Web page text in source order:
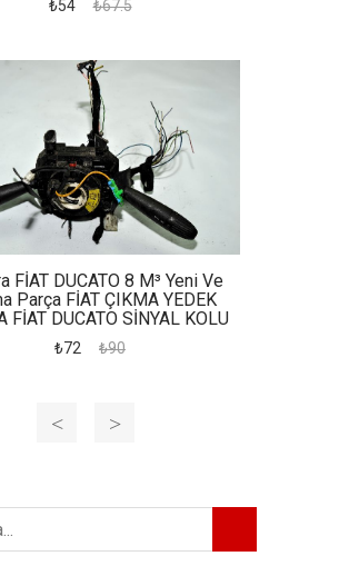
₺54 ₺67.5
FİAT DUCATO 8 M³ Yeni Ve
Parça FİAT ÇIKMA YEDEK
FİAT DUCATO SİNYAL KOLU
₺72 ₺90